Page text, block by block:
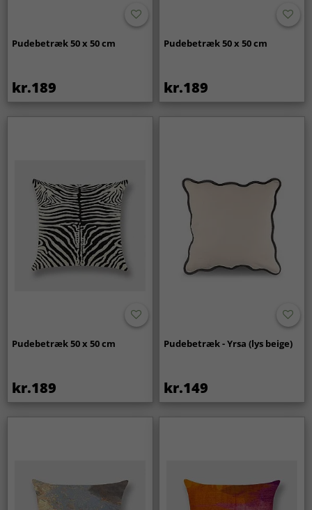
Pudebetræk 50 x 50 cm
kr.189
Pudebetræk 50 x 50 cm
kr.189
Pudebetræk 50 x 50 cm
kr.189
Pudebetræk - Yrsa (lys beige)
kr.149